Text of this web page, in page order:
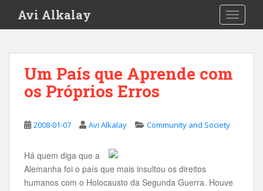
i
Avi Alkalay
Um País que Aprende com
os Próprios Erros
2008-01-07 Avi Alkalay Community and Society
Há quem diga que a
Alemanha foi o país que mais insultou os direitos
humanos com o Holocausto da Segunda Guerra. Houve